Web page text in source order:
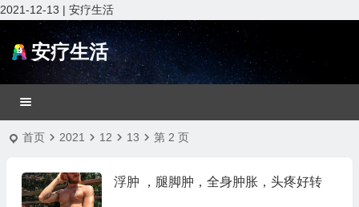
2021-12-13 | 安疗生活
安疗生活
首页 2021 12 13 第 2 页
浮肿 ，腿脚肿，全身肿胀，头疼好转